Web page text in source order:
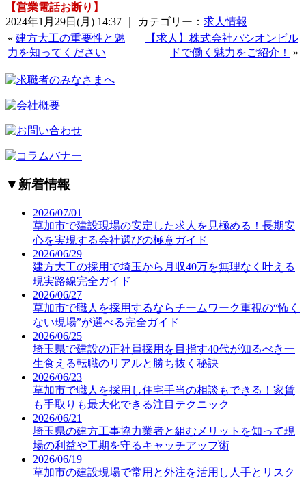
【営業電話お断り】
2024年1月29日(月) 14:37 ｜ カテゴリー： 求人情報
« 建方大工の重要性と魅
力を知ってください
【求人】株式会社パシオンビル
ドで働く魅力をご紹介！
»
▼新着情報
2026/07/01
草加市で建設現場の安定した求人を見極める！長期安
心を実現する会社選びの極意ガイド
2026/06/29
建方大工の採用で埼玉から月収40万を無理なく叶える
現実路線完全ガイド
2026/06/27
草加市で職人を採用するならチームワーク重視の“怖く
ない現場”が選べる完全ガイド
2026/06/25
埼玉県で建設の正社員採用を目指す40代が知るべき一
生食える転職のリアルと勝ち抜く秘訣
2026/06/23
草加市で職人を採用し住宅手当の相談もできる！家賃
も手取りも最大化できる注目テクニック
2026/06/21
埼玉県の建方工事協力業者と組むメリットを知って現
場の利益や工期を守るキャッチアップ術
2026/06/19
草加市の建設現場で常用と外注を活用し人手とリスク